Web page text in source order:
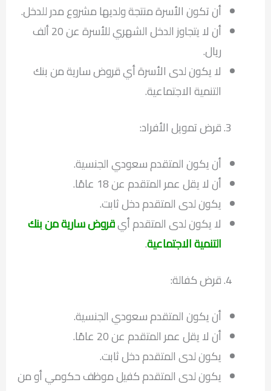
أن تكون الأسرة منتجة ولديها مشروع مدر للدخل.
أن لا يتجاوز الدخل الشهري للأسرة عن 20 ألف
ريال.
لا يكون لدى الأسرة أي قروض سارية من بنك
التنمية الاجتماعية.
قرض تمويل الأفراد:
أن يكون المتقدم سعودي الجنسية.
أن لا يقل عمر المتقدم عن 18 عامًا.
يكون لدى المتقدم دخل ثابت.
لا يكون لدى المتقدم أيقروض سارية من بنك
التنمية الاجتماعية.
قرض كفالة:
أن يكون المتقدم سعودي الجنسية.
أن لا يقل عمر المتقدم عن 20 عامًا.
يكون لدى المتقدم دخل ثابت.
يكون لدى المتقدم كفيل موظف حكومي أو من